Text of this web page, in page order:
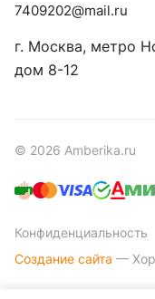
7409202@mail.ru
г. Москва, метро
дом 8-12
© 2026 Amberika.ru
Конфиденциальность
Создание сайта —